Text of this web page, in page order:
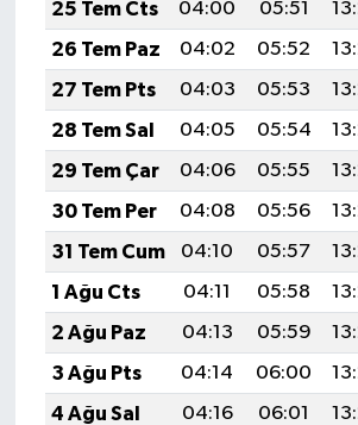
25 Tem Cts
04:00 05:51
26 Tem Paz
04:02 05:52
27 Tem Pts
04:03 05:53
28 Tem Sal
04:05 05:54
29 Tem Çar
04:06 05:55
30 Tem Per
04:08 05:56
31 Tem Cum
04:10 05:57
1 Ağu Cts
04:11 05:58
2 Ağu Paz
04:13 05:59
3 Ağu Pts
04:14 06:00
4 Ağu Sal
04:16 06:01